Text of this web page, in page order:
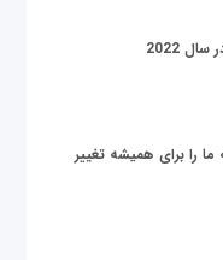
را برای همیشه تغییر